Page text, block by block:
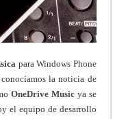
para Windows Phone
la noticia de
OneDrive Musicya se
el equipo de desarrollo